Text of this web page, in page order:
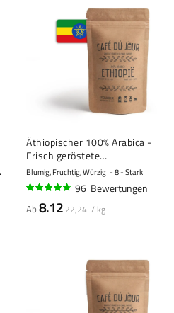
10 - Sehr stark
Äthiopischer 100% Arabica -
Frisch geröstete
Kaffeebohnen
Blumig, Fruchtig, Würzig 8 - Stark
96 Bewertungen
Ab8.12 22,24 / kg